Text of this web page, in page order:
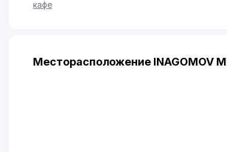
кафе
Месторасположение INAGOMOV